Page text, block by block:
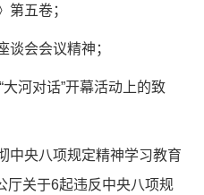
第五卷；
谈会会议精神；
河对话”开幕活动上的致
中央八项规定精神学习教育
厅关于6起违反中央八项规